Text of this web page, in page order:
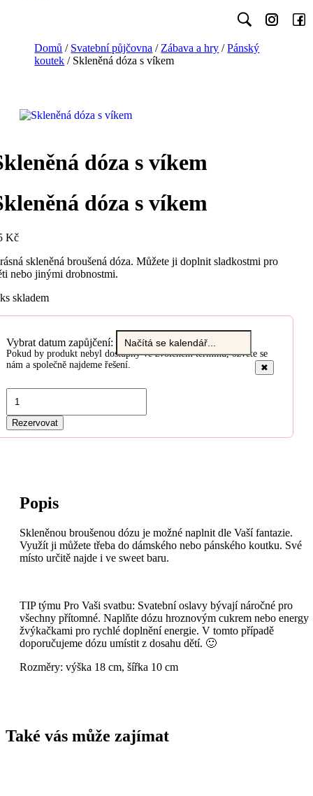
Domů / Svatební půjčovna / Zábava a hry /Pánský
koutek / Skleněná dóza s víkem
dóza s víkem
dóza s víkem
Kč
skleněná broušená dóza. Můžete ji doplnit sladkostmi pro
nebo jinými drobnostmi.
skladem
Vybrat datum zapůjčení:
✖
Pokud by produkt nebyl dostupný ve zvoleném termínu, ozvěte se
nám a společně najdeme řešení.
dóza
s
víkem
Rezervovat
Popis
Skleněnou broušenou dózu je možné naplnit dle Vaší fantazie.
Využít ji můžete třeba do dámského nebo pánského koutku. Své
místo určitě najde i ve sweet baru.
TIP týmu Pro Vaši svatbu: Svatební oslavy bývají náročné pro
všechny přítomné. Naplňte dózu hroznovým cukrem nebo energy
žvýkačkami pro rychlé doplnění energie. V tomto případě
doporučujeme dózu umístit z dosahu dětí. 🙂
Rozměry: výška 18 cm, šířka 10 cm
Také vás může zajímat